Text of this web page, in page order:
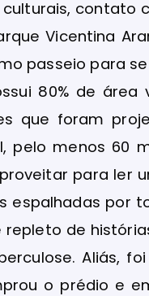
contato
Vicentina
passeio para
80% de
que foram
pelo menos 60
para ler
espalhadas por
de
Aliás,
o prédio e